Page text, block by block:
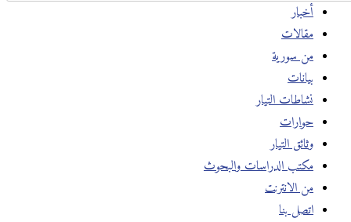
أخبار
مقالات
من سورية
بيانات
نشاطات التيار
حوارات
وثائق التيار
مكتب الدراسات والبحوث
من الانترنت
اتصل بنا